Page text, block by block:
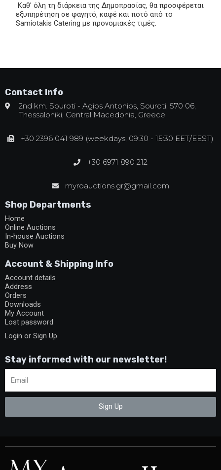
Καθ' όλη τη διάρκεια της Δημοπρασίας, θα προσφέρεται
εξυπηρέτηση σε φαγητό, καφέ και ποτό από το
Samiotakis Catering με προνομιακές τιμές.
Contact Info
2nd km. Souroti - Agios Antonios, Souroti, 570 06,
Thessaloniki, Central Macedonia, Greece
+30 2396 041 989 (weekdays, 09:30 - 15:30 EET/EEST)
+30 6971 890 212
myroauctions.gr@gmail.com
Shop Departments
Home
Online Auctions
In-house Auctions
Buy Now
Account & Shipping Info
Account details
Address
Orders
Downloads
My Account
Lost password
Login or Sign Up
Stay informed with our newsletter!
Sign Up